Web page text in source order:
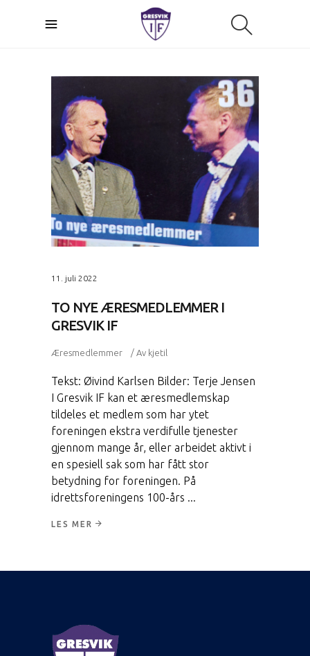
11. juli 2022
TO NYE ÆRESMEDLEMMER I
GRESVIK IF
Æresmedlemmer Av kjetil
Tekst: Øivind Karlsen Bilder: Terje Jensen
I Gresvik IF kan et æresmedlemskap
tildeles et medlem som har ytet
foreningen ekstra verdifulle tjenester
gjennom mange år, eller arbeidet aktivt i
en spesiell sak som har fått stor
betydning for foreningen. På
idrettsforeningens 100-års
LES MER